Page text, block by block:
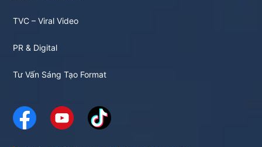
TVC – Viral Video
PR & Digital
Tư Vấn Sáng Tạo Format